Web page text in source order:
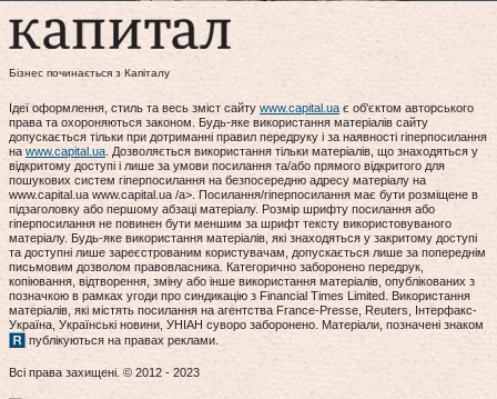
Бізнес починається з Капіталу
Ідеї оформлення, стиль та весь зміст сайту www.capital.ua є об'єктом авторського
права та охороняються законом. Будь-яке використання матеріалів сайту
допускається тільки при дотриманні правил передруку і за наявності гіперпосилання
на www.capital.ua . Дозволяється використання тільки матеріалів, що знаходяться у
відкритому доступі і лише за умови посилання та/або прямого відкритого для
пошукових систем гіперпосилання на безпосередню адресу матеріалу на
www.capital.ua www.capital.ua /a>. Посилання/гіперпосилання має бути розміщене в
підзаголовку або першому абзаці матеріалу. Розмір шрифту посилання або
гіперпосилання не повинен бути меншим за шрифт тексту використовуваного
матеріалу. Будь-яке використання матеріалів, які знаходяться у закритому доступі
та доступні лише зареєстрованим користувачам, допускається лише за попереднім
письмовим дозволом правовласника. Категорично заборонено передрук,
копіювання, відтворення, зміну або інше використання матеріалів, опублікованих з
позначкою в рамках угоди про синдикацію з Financial Times Limited. Використання
матеріалів, які містять посилання на агентства France-Presse, Reuters, Інтерфакс-
Україна, Українські новини, УНІАН суворо заборонено. Матеріали, позначені знаком
публікуються на правах реклами.
Всі права захищені. © 2012 - 2023